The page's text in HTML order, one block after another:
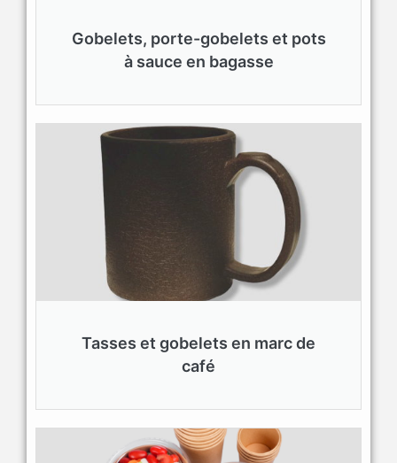
Gobelets, porte-gobelets et pots
à sauce en bagasse
Tasses et gobelets en marc de
café